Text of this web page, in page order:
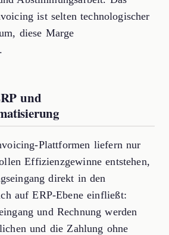
ist selten technologischer
diese Marge
und
Plattformen liefern nur
Effizienzgewinne entstehen,
direkt in den
auf ERP-Ebene einfließt:
und Rechnung werden
und die Zahlung ohne